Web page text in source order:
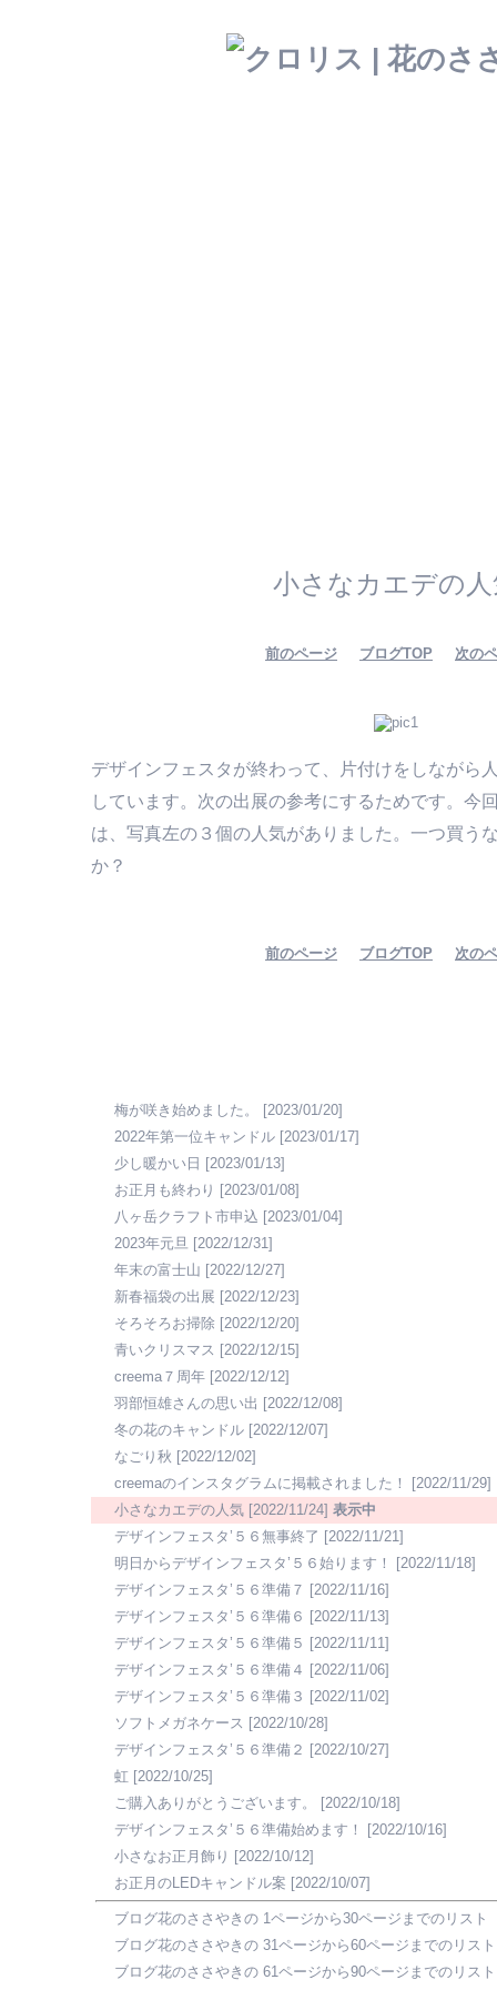
小さなカエデの
前のページ ブログTOP 次の
デザインフェスタが終わって、片付けをしながら
しています。次の出展の参考にするためです。今
は、写真左の３個の人気がありました。一つ買う
か？
前のページ ブログTOP 次の
梅が咲き始めました。
[2023/01/20]
2022年第一位キャンドル [2023/01/17]
少し暖かい日 [2023/01/13]
お正月も終わり [2023/01/08]
八ヶ岳クラフト市申込 [2023/01/04]
2023年元旦 [2022/12/31]
年末の富士山 [2022/12/27]
新春福袋の出展 [2022/12/23]
そろそろお掃除 [2022/12/20]
青いクリスマス [2022/12/15]
creema７周年 [2022/12/12]
羽部恒雄さんの思い出 [2022/12/08]
冬の花のキャンドル [2022/12/07]
なごり秋 [2022/12/02]
creemaのインスタグラムに掲載されました！
[2022/11/29]
小さなカエデの人気 [2022/11/24] 表示中
デザインフェスタ’５６無事終了 [2022/11/21]
明日からデザインフェスタ’５６始ります！
[2022/11/18]
デザインフェスタ’５６準備７ [2022/11/16]
デザインフェスタ’５６準備６ [2022/11/13]
デザインフェスタ’５６準備５ [2022/11/11]
デザインフェスタ’５６準備４ [2022/11/06]
デザインフェスタ’５６準備３ [2022/11/02]
ソフトメガネケース [2022/10/28]
デザインフェスタ’５６準備２ [2022/10/27]
虹 [2022/10/25]
ご購入ありがとうございます。
[2022/10/18]
デザインフェスタ’５６準備始めます！
[2022/10/16]
小さなお正月飾り [2022/10/12]
お正月のLEDキャンドル案 [2022/10/07]
ブログ花のささやきの 1ページから30ページまでのリスト
ブログ花のささやきの 31ページから60ページまでのリスト
ブログ花のささやきの 61ページから90ページまでのリスト